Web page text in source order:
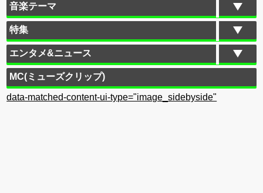
音楽テーマ
特集
エンタメ&ニュース
MC(ミューズクリップ)
data-matched-content-ui-type="image_sidebyside"